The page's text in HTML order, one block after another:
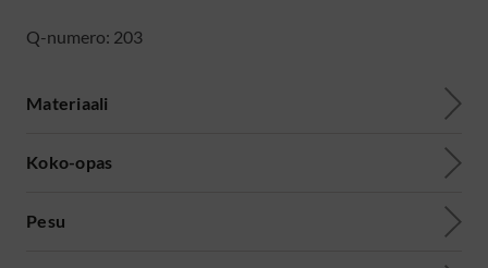
Q-numero: 203
Materiaali
Koko-opas
Pesu